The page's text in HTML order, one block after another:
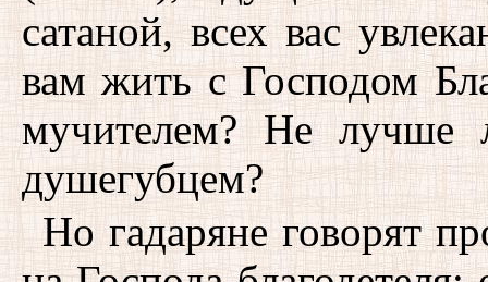
сатаной, всех вас
вам жить с Господом
мучителем? Не
душегубцем?
Но гадаряне говорят